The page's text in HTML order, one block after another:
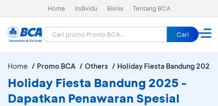
Home Individu Bisnis Tentang BCA
Cari
Home Promo BCA Others Holiday Fiesta Bandung 2025
Holiday Fiesta Bandung 2025 -
Dapatkan Penawaran Spesial